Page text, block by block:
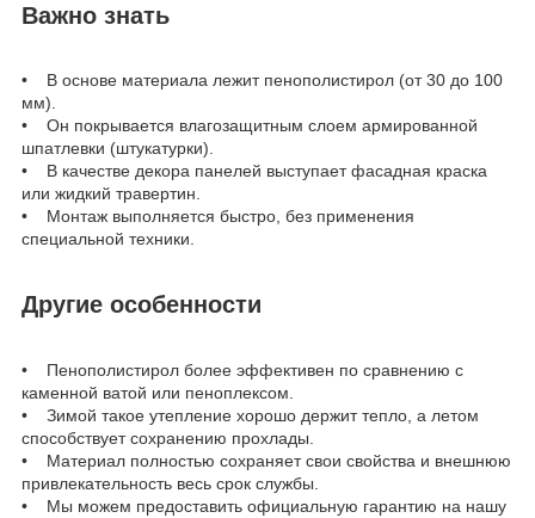
Важно знать
• В основе материала лежит пенополистирол (от 30 до 100
мм).
• Он покрывается влагозащитным слоем армированной
шпатлевки (штукатурки).
• В качестве декора панелей выступает фасадная краска
или жидкий травертин.
• Монтаж выполняется быстро, без применения
специальной техники.
Другие особенности
• Пенополистирол более эффективен по сравнению с
каменной ватой или пеноплексом.
• Зимой такое утепление хорошо держит тепло, а летом
способствует сохранению прохлады.
• Материал полностью сохраняет свои свойства и внешнюю
привлекательность весь срок службы.
• Мы можем предоставить официальную гарантию на нашу